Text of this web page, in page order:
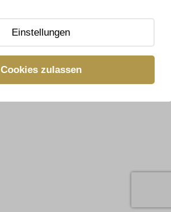
Einstellungen
Cookies zulassen